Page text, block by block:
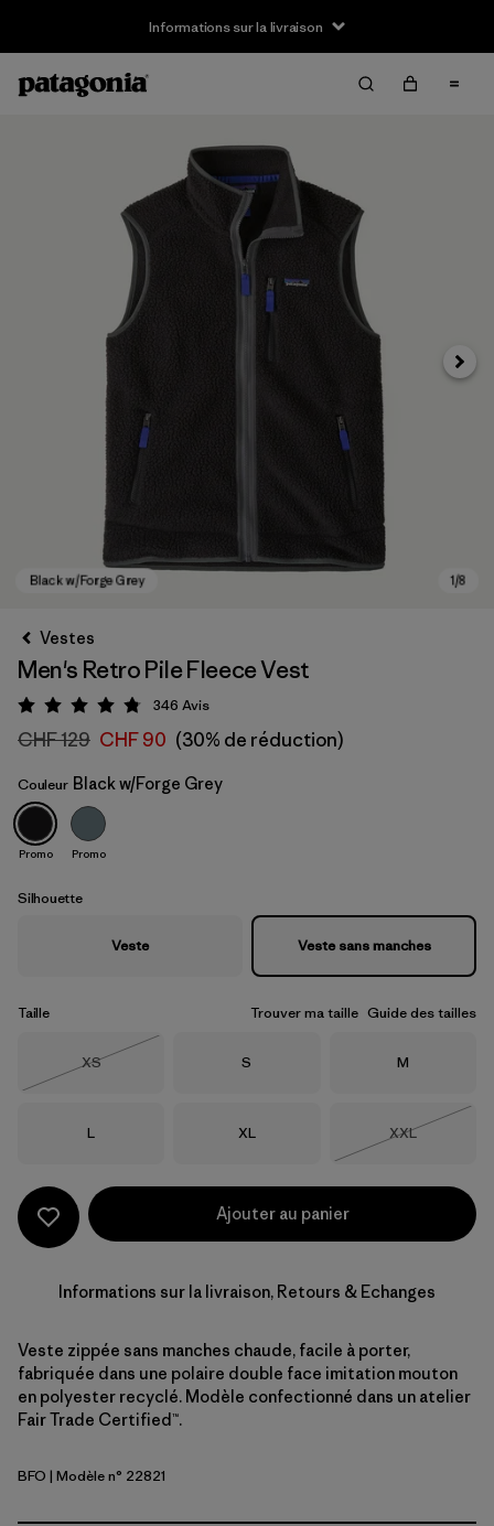
Informations sur la livraison
Black w/Forge Grey
Vestes
Men's Retro Pile Fleece Vest
Évaluation: 4.8 / 5
346 Avis
CHF 129 CHF 90 (30% de réduction)
Couleur Black w/Forge Grey
Promo Promo
Silhouette
Veste Veste sans manches
Taille Trouver ma taille Guide des tailles
Taille
XS
Taille
S Taille
M
Taille
L Taille
XL Taille
XXL
Ajouter au panier
Informations sur la livraison, Retours & Echanges
Veste zippée sans manches chaude, facile à porter,
fabriquée dans une polaire double face imitation mouton
en polyester recyclé. Modèle confectionné dans un atelier
Fair Trade Certified™.
Black w/Forge Grey
BFO | Modèle n° 22821